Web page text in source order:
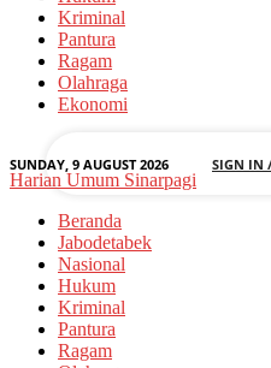
Kriminal
Pantura
Ragam
Olahraga
Ekonomi
your password
SUNDAY, 9 AUGUST 2026 SIGN IN
Harian Umum Sinarpagi
Beranda
Jabodetabek
Nasional
Hukum
Kriminal
Pantura
Ragam